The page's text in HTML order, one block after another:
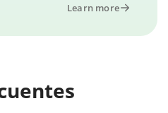
Learn more